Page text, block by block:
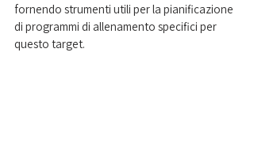
fornendo strumenti utili per la pianificazione
di programmi di allenamento specifici per
questo target.